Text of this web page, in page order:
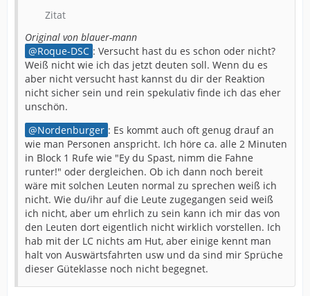
Zitat
Original von blauer-mann
Roque-DSC : Versucht hast du es schon oder nicht?
Weiß nicht wie ich das jetzt deuten soll. Wenn du es
aber nicht versucht hast kannst du dir der Reaktion
nicht sicher sein und rein spekulativ finde ich das eher
unschön.
Nordenburger : Es kommt auch oft genug drauf an
wie man Personen anspricht. Ich höre ca. alle 2 Minuten
in Block 1 Rufe wie "Ey du Spast, nimm die Fahne
runter!" oder dergleichen. Ob ich dann noch bereit
wäre mit solchen Leuten normal zu sprechen weiß ich
nicht. Wie du/ihr auf die Leute zugegangen seid weiß
ich nicht, aber um ehrlich zu sein kann ich mir das von
den Leuten dort eigentlich nicht wirklich vorstellen. Ich
hab mit der LC nichts am Hut, aber einige kennt man
halt von Auswärtsfahrten usw und da sind mir Sprüche
dieser Güteklasse noch nicht begegnet.